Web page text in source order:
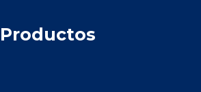
Productos